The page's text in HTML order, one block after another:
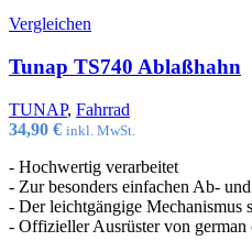
Vergleichen
Tunap TS740 Ablaßhahn
TUNAP, Fahrrad
34,90 € inkl. MwSt.
- Hochwertig verarbeitet
- Zur besonders einfachen Ab-
- Der leichtgängige Mechanismus
- Offizieller Ausrüster von german